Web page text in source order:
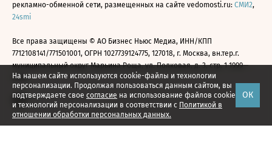
На нашем сайте используются cookie-файлы и технологии
персонализации. Продолжая пользоваться данным сайтом, вы
подтверждаете свое согласие на использование файлов cookie
и технологий персонализации в соответствии с Политикой в
отношении обработки персональных данных.
ОК
рекламно-обменной сети, размещенных на сайте vedomosti.ru: СМИ2,
24smi
Все права защищены © АО Бизнес Ньюс Медиа, ИНН/КПП
7712108141/771501001, ОГРН 1027739124775, 127018, г. Москва, вн.тер.г.
муниципальный округ Марьина Роща, ул. Полковая, д. 3, стр. 1 1999—
2026